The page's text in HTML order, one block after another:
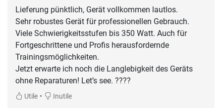
Lieferung pünktlich, Gerät vollkommen lautlos.
Sehr robustes Gerät für professionellen Gebrauch.
Viele Schwierigkeitsstufen bis 350 Watt. Auch für
Fortgeschrittene und Profis herausfordernde
Trainingsmöglichkeiten.
Jetzt erwarte ich noch die Langlebigkeit des Geräts
Utile • Inutile